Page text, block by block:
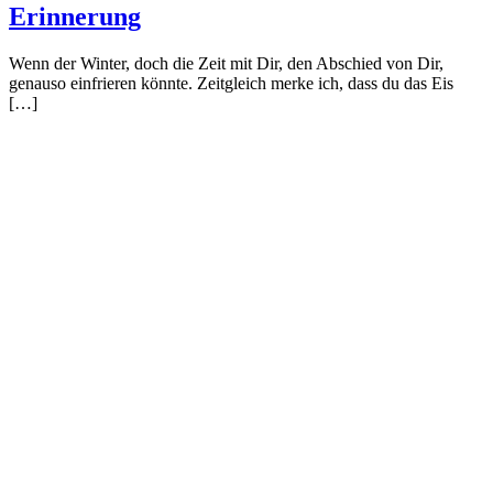
Erinnerung
Wenn der Winter, doch die Zeit mit Dir, den Abschied von Dir,
genauso einfrieren könnte. Zeitgleich merke ich, dass du das Eis
[…]